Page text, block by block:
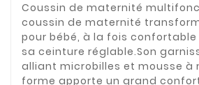
Coussin de maternité
coussin de maternité
pour bébé, à la fois
sa ceinture réglable.Son
alliant microbilles et mousse à
forme apporte un grand